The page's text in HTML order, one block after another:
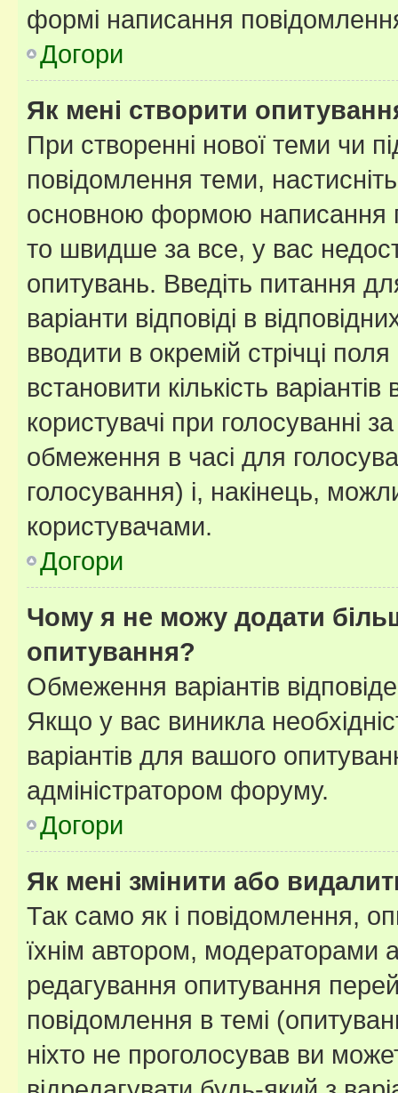
формі написання
Догори
Як мені створити
При створенні нової теми чи
повідомлення теми,
основною формою написання
то швидше за все, у вас
опитувань. Введіть питання
варіанти відповіді в
вводити в окремій стрічці
встановити кількість
користувачі при голосуванні
обмеження в часі для
голосування) і, накінець,
користувачами.
Догори
Чому я не можу додати
опитування?
Обмеження варіантів
Якщо у вас виникла
варіантів для вашого
адміністратором форуму.
Догори
Як мені змінити або
Так само як і повідомлення,
їхнім автором, модераторами
редагування опитування
повідомлення в темі
ніхто не проголосував ви